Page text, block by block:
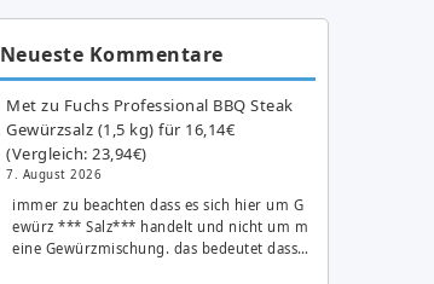
Neueste Kommentare
Met zu Fuchs Professional BBQ Steak
Gewürzsalz (1,5 kg) für 16,14€
(Vergleich: 23,94€)
7. August 2026
immer zu beachten dass es sich hier um G
ewürz *** Salz*** handelt und nicht um m
eine Gewürzmischung. das bedeutet dass…